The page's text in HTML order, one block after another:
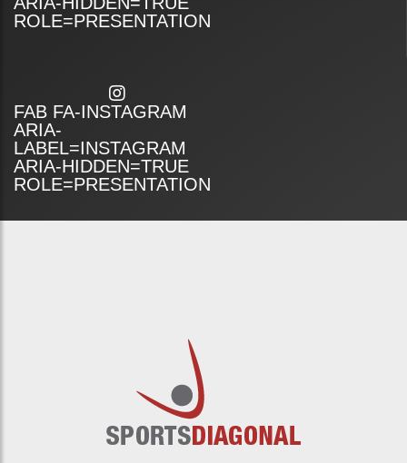
ROLE=PRESENTATION
FAB FA-INSTAGRAM
ARIA-
LABEL=INSTAGRAM
ARIA-HIDDEN=TRUE
ROLE=PRESENTATION